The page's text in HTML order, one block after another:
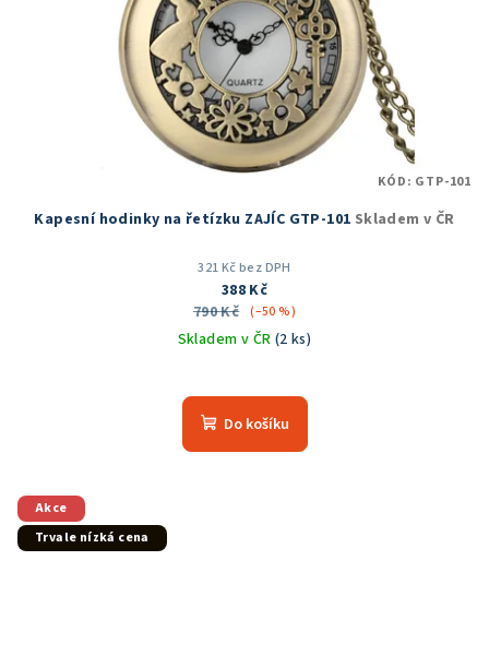
Kapesní hodinky na řetízku ZAJÍC GTP-101 Skladem v ČR
321 Kč bez DPH
388 Kč
790 Kč (–50 %)
Skladem v ČR (2 ks)
hodnocení
produktu
Do košíku
KÓD: GTP-101
Akce
Trvale nízká cena